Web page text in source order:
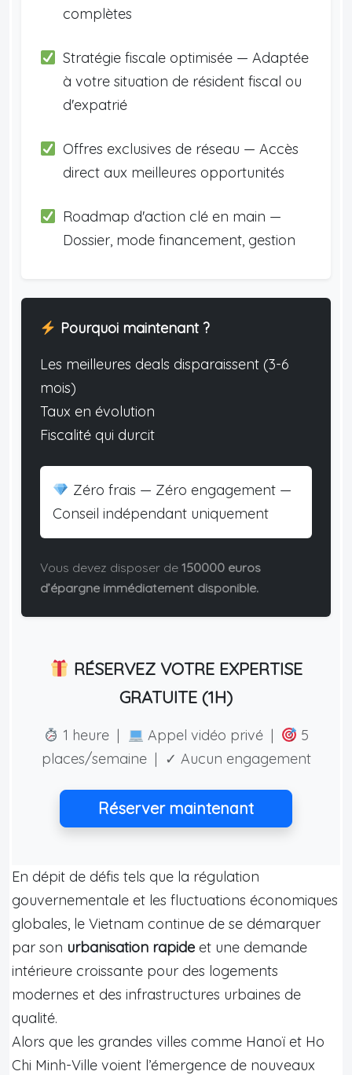
complètes
Stratégie fiscale optimisée — Adaptée
à votre situation de résident fiscal ou
d'expatrié
Offres exclusives de réseau — Accès
direct aux meilleures opportunités
Roadmap d'action clé en main —
Dossier, mode financement, gestion
Pourquoi maintenant ?
Les meilleures deals disparaissent (3-6
mois)
Taux en évolution
Fiscalité qui durcit
Zéro frais — Zéro engagement —
Conseil indépendant uniquement
Vous devez disposer de 150000 euros
d’épargne immédiatement disponible.
RÉSERVEZ VOTRE EXPERTISE
GRATUITE (1H)
1 heure | Appel vidéo privé |
5
places/semaine | ✓ Aucun engagement
Réserver maintenant
En dépit de défis tels que la régulation
gouvernementale et les fluctuations économiques
globales, le Vietnam continue de se démarquer
par son urbanisation rapide et une demande
intérieure croissante pour des logements
modernes et des infrastructures urbaines de
qualité.
Alors que les grandes villes comme Hanoï et Ho
Chi Minh-Ville voient l’émergence de nouveaux